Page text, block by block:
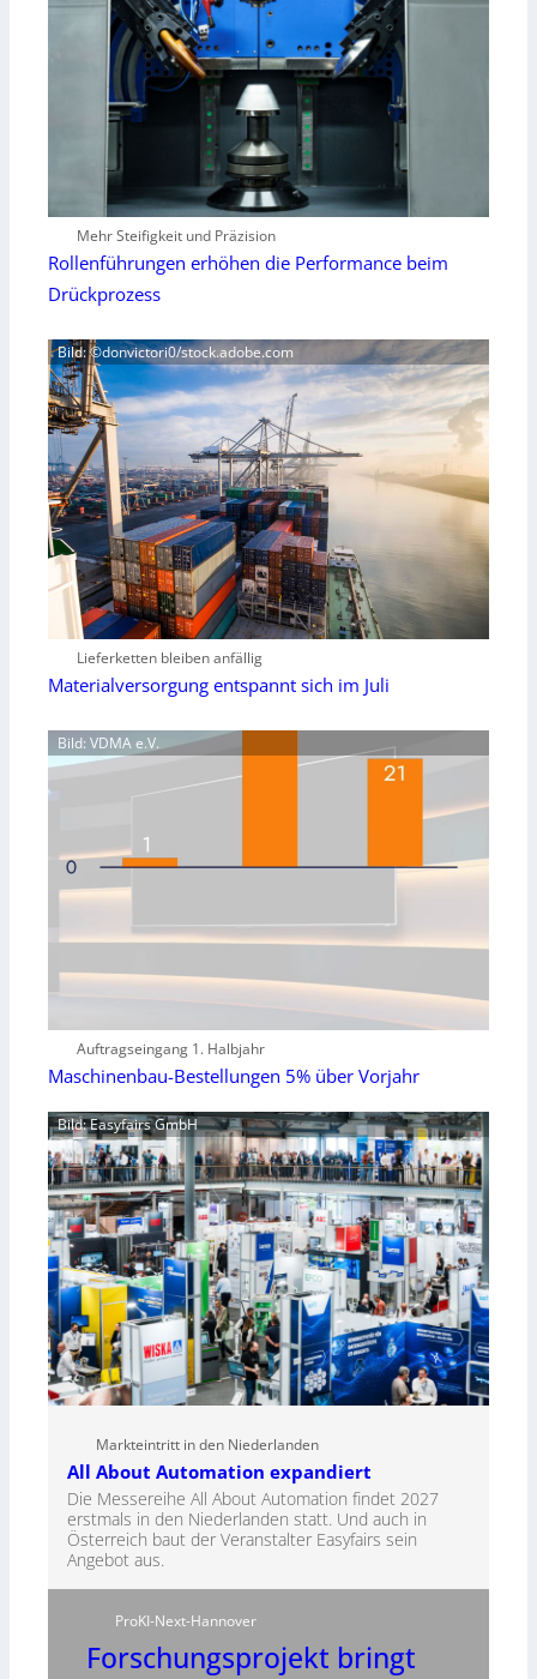
Mehr Steifigkeit und Präzision
Rollenführungen erhöhen die Performance beim
Drückprozess
Bild: ©donvictori0/stock.adobe.com
Lieferketten bleiben anfällig
Materialversorgung entspannt sich im Juli
Bild: VDMA e.V.
Auftragseingang 1. Halbjahr
Maschinenbau-Bestellungen 5% über Vorjahr
Bild: Easyfairs GmbH
Markteintritt in den Niederlanden
All About Automation expandiert
Die Messereihe All About Automation findet 2027
erstmals in den Niederlanden statt. Und auch in
Österreich baut der Veranstalter Easyfairs sein
Angebot aus.
ProKI-Next-Hannover
Forschungsprojekt bringt